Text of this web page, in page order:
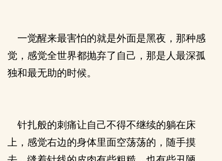
一觉醒来最害怕的就是外面是黑夜，那种感
觉，感觉全世界都抛弃了自己，那是人最深孤
独和最无助的时候。
针扎般的刺痛让自己不得不继续的躺在床
上，感觉右边的身体里面空荡荡的，随手摸